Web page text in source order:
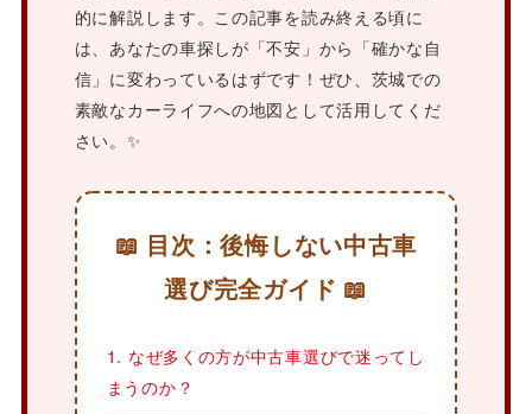
的に解説します。この記事を読み終える頃に
は、あなたの車探しが「不安」から「確かな自
信」に変わっているはずです！ぜひ、茨城での
素敵なカーライフへの地図として活用してくだ
さい。✨
📖 目次：後悔しない中古車
選び完全ガイド 📖
1. なぜ多くの方が中古車選びで迷ってし
まうのか？